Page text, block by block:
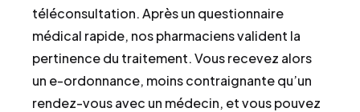
téléconsultation. Après un questionnaire
médical rapide, nos pharmaciens valident la
pertinence du traitement. Vous recevez alors
un e-ordonnance, moins contraignante qu’un
rendez-vous avec un médecin, et vous pouvez